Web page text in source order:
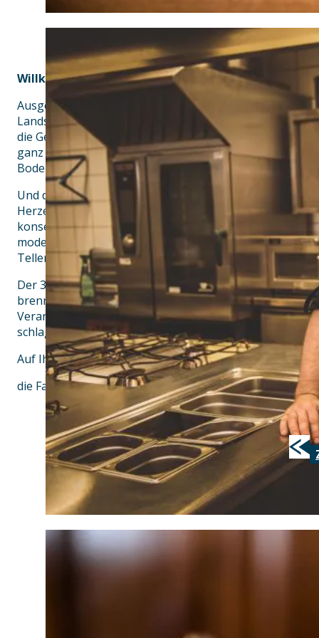
Willkommen im Zollhaus
Ausgefallene Kreationen, regionale Klassiker und edle
Landshut steht für eine ehrliche und konsequente
die Gerichte werden beste Zutaten von regionalen
ganz frisch von der Wiese oder dem Hof. Regionalität,
Bodenständigkeit und die bayrische „Gmiatlichkeit“
Und diese Werte liegen Inhaber und Küchenchef
Herzen: „Im Zollhaus möchten wir den Leuten etwas
konsequent und traditionell, aber auch immer gepaart
modernen Einflüssen versuchen wir stets ein absolutes
Teller unserer Gäste zu zaubern.“
Der 3-Fache Vater betreibt mit dem Zollhaus bereits
brennt auch heute noch für die Gastronomie.
Veranstaltungen und Menü-Abende lassen hier jedes
schlagen.
Auf Ihren Besuch freuen sich
die Familie Schmidt und das gesamte Zollhaus-Team